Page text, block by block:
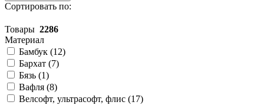
Сортировать по:
Товары 2286
Материал
Бамбук (12)
Бархат (7)
Бязь (1)
Вафля (8)
Велсофт, ультрасофт, флис (17)